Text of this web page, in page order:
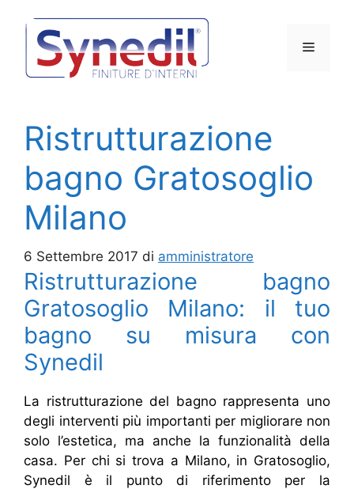
contenuto
Menu
Ristrutturazione
bagno Gratosoglio
Milano
6 Settembre 2017 di amministratore
Ristrutturazione bagno
Gratosoglio Milano: il tuo
bagno su misura con
Synedil
La ristrutturazione del bagno rappresenta uno
degli interventi più importanti per migliorare non
solo l’estetica, ma anche la funzionalità della
casa. Per chi si trova a Milano, in Gratosoglio,
Synedil è il punto di riferimento per la